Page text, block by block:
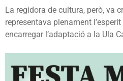
La regidora de cultura, però, va
representava plenament
encarregar l’adaptació a la Ula